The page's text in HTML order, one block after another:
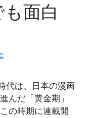
面白
代は、日本の漫画
んだ「黄金期」
の時期に連載開